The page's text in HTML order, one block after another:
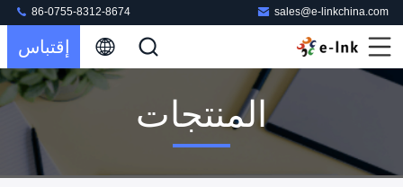
sales@e-linkchina.com
86-0755-8312-8674
إقتباس
المنتجات